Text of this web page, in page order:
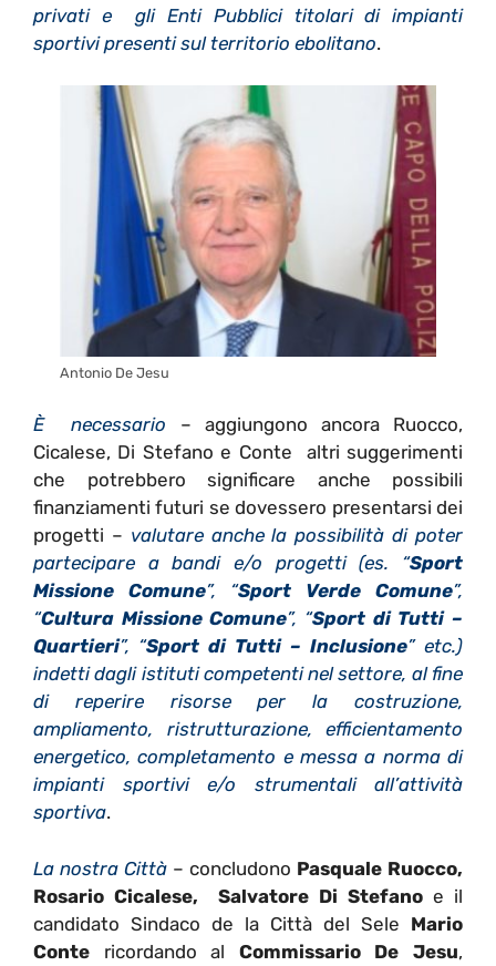
privati e gli Enti Pubblici titolari di impianti
sportivi presenti sul territorio ebolitano.
Antonio De Jesu
È necessario – aggiungono ancora Ruocco,
Cicalese, Di Stefano e Conte altri suggerimenti
che potrebbero significare anche possibili
finanziamenti futuri se dovessero presentarsi dei
progetti – valutare anche la possibilità di poter
partecipare a bandi e/o progetti (es. “Sport
Missione Comune”, “Sport Verde Comune”,
“Cultura Missione Comune”, “Sport di Tutti –
Quartieri”, “Sport di Tutti – Inclusione” etc.)
indetti dagli istituti competenti nel settore, al fine
di reperire risorse per la costruzione,
ampliamento, ristrutturazione, efficientamento
energetico, completamento e messa a norma di
impianti sportivi e/o strumentali all’attività
sportiva.
La nostra Città – concludono Pasquale Ruocco,
Rosario Cicalese, Salvatore Di Stefano e il
candidato Sindaco de la Città del Sele Mario
Conte ricordando al Commissario De Jesu,